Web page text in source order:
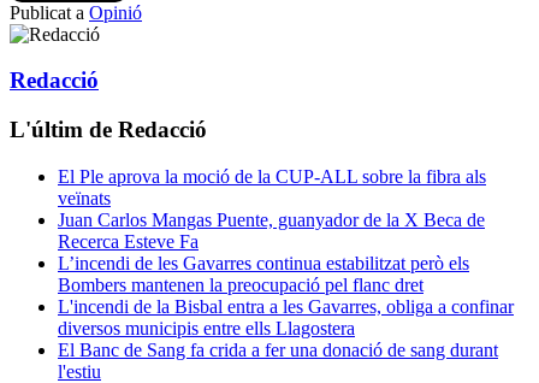
Publicat a Opinió
Redacció
L'últim de Redacció
El Ple aprova la moció de la CUP-ALL sobre la fibra als
veïnats
Juan Carlos Mangas Puente, guanyador de la X Beca de
Recerca Esteve Fa
L’incendi de les Gavarres continua estabilitzat però els
Bombers mantenen la preocupació pel flanc dret
L'incendi de la Bisbal entra a les Gavarres, obliga a confinar
diversos municipis entre ells Llagostera
El Banc de Sang fa crida a fer una donació de sang durant
l'estiu